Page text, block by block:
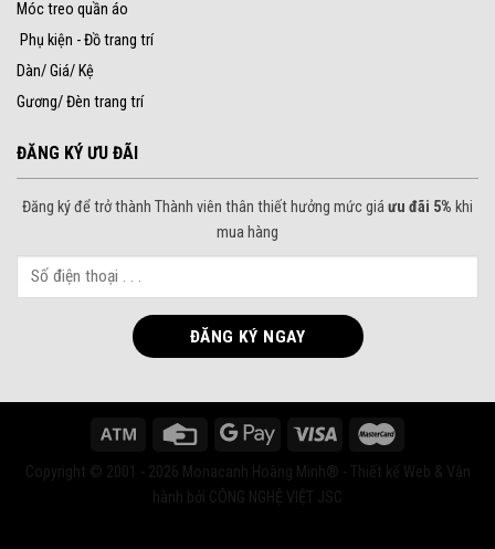
Móc treo quần áo
Phụ kiện - Đồ trang trí
Dàn/ Giá/ Kệ
Gương/ Đèn trang trí
ĐĂNG KÝ ƯU ĐÃI
Đăng ký để trở thành Thành viên thân thiết hưởng mức giáưu đãi 5% khi
mua hàng
Copyright © 2001 - 2026 Monacanh Hoàng Minh® - Thiết kế Web & Vận
hành bởi CÔNG NGHỆ VIỆT JSC